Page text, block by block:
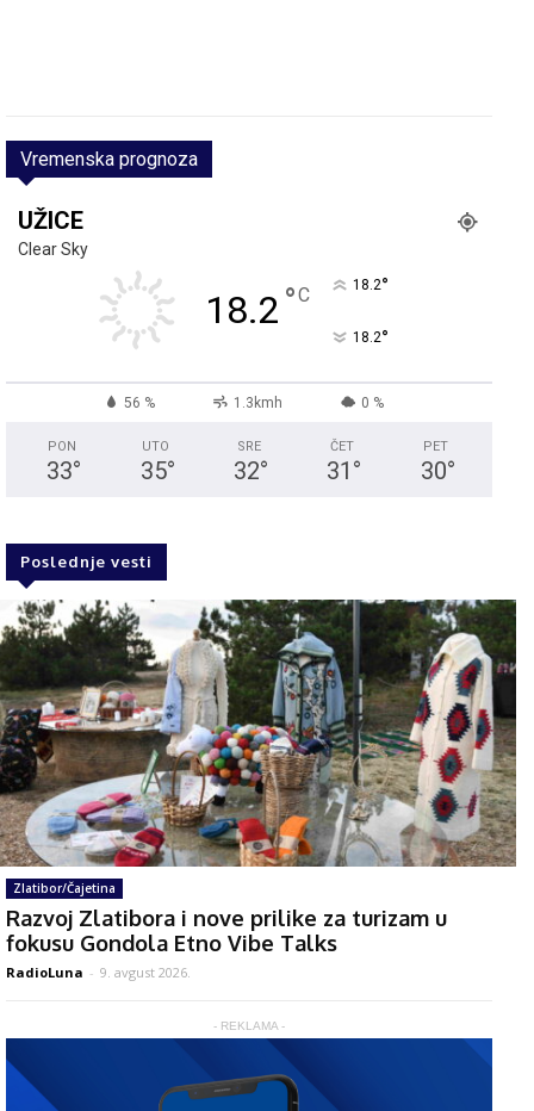
Vremenska prognoza
UŽICE
Clear Sky
18.2 °C 18.2°
18.2°
56 % 1.3kmh 0 %
PON
33°
UTO
35°
SRE
32°
ČET
31 °
PET
30°
Poslednje vesti
Zlatibor/Čajetina
Razvoj Zlatibora i nove prilike za turizam u
fokusu Gondola Etno Vibe Talks
RadioLuna - 9. avgust 2026.
- REKLAMA -